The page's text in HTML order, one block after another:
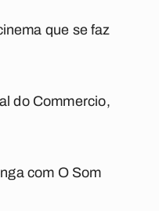
que se faz
do Commercio,
com O Som